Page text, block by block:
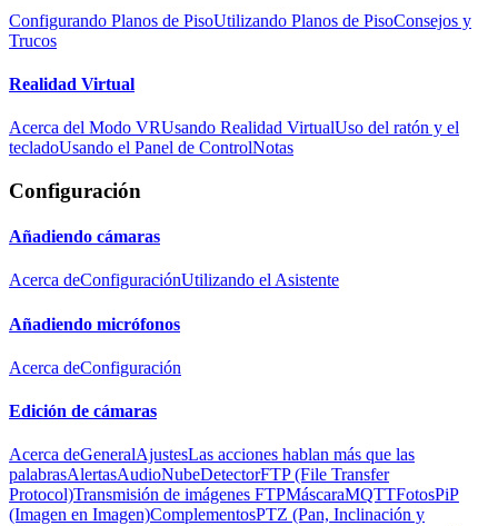
Configurando Planos de PisoUtilizando Planos de PisoConsejos y
Trucos
Realidad Virtual
Acerca del Modo VRUsando Realidad VirtualUso del ratón y el
tecladoUsando el Panel de ControlNotas
Configuración
Añadiendo cámaras
Acerca deConfiguraciónUtilizando el Asistente
Añadiendo micrófonos
Acerca deConfiguración
Edición de cámaras
Acerca deGeneralAjustesLas acciones hablan más que las
palabrasAlertasAudioNubeDetectorFTP (File Transfer
Protocol)Transmisión de imágenes FTPMáscaraMQTTFotosPiP
(Imagen en Imagen)ComplementosPTZ (Pan, Inclinación y